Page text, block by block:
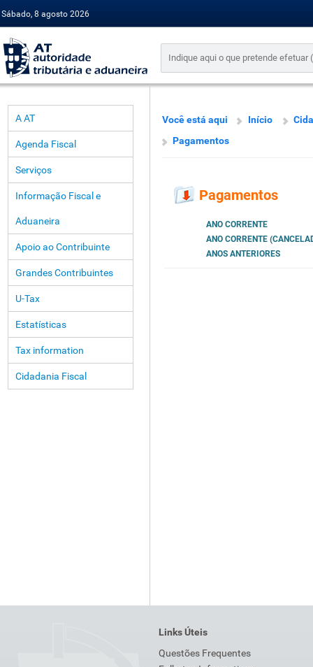
Sábado, 8 agosto 2026
A AT
Agenda Fiscal
Serviços
Informação Fiscal e
Aduaneira
Apoio ao Contribuinte
Grandes Contribuintes
U-Tax
Estatísticas
Tax information
Cidadania Fiscal
Você está aqui Início
Pagamentos
Pagamentos
ANO CORRENTE
ANO CORRENTE
ANOS ANTERIORES
Links Úteis
Questões Frequentes